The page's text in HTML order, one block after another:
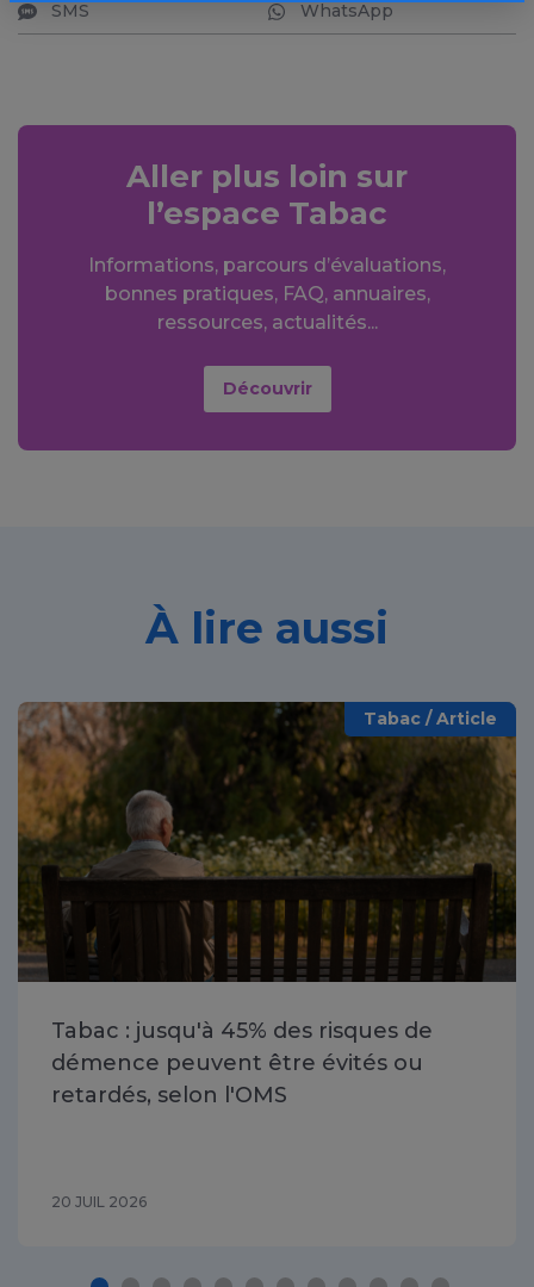
SMS WhatsApp
Aller plus loin sur
l’espace Tabac
Informations, parcours d’évaluations,
bonnes pratiques, FAQ, annuaires,
ressources, actualités...
Découvrir
À lire aussi
Tabac / Article
Tabac : jusqu'à 45% des risques de
démence peuvent être évités ou
retardés, selon l'OMS
20 JUIL 2026